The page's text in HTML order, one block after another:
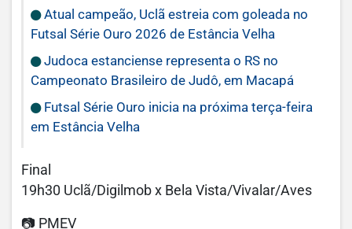
Atual campeão, Uclã estreia com goleada no
Futsal Série Ouro 2026 de Estância Velha
Judoca estanciense representa o RS no
Campeonato Brasileiro de Judô, em Macapá
Futsal Série Ouro inicia na próxima terça-feira
em Estância Velha
Final
19h30 Uclã/Digilmob x Bela Vista/Vivalar/Aves
📷 PMEV